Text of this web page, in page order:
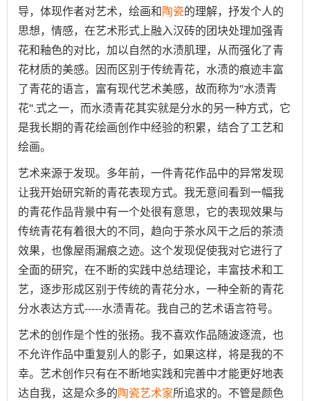
导，体现作者对艺术，绘画和陶瓷的理解，抒发个人的
思想，情感，在艺术形式上融入汉砖的团块处理加强青
花和釉色的对比，加以自然的水渍肌理，从而强化了青
花材质的美感。因而区别于传统青花，水渍的痕迹丰富
了青花的语言，富有现代艺术美感，故而称为''水渍青
花''.式之一，而水渍青花其实就是分水的另一种方式，它
是我长期的青花绘画创作中经验的积累，结合了工艺和
绘画。
艺术来源于发现。多年前，一件青花作品中的异常发现
让我开始研究新的青花表现方式。我无意间看到一幅我
的青花作品背景中有一个处很有意思，它的表现效果与
传统青花有着很大的不同，趋向于茶水风干之后的茶渍
效果，也像屋雨漏痕之迹。这个发现促使我对它进行了
全面的研究，在不断的实践中总结理论，丰富技术和工
艺，逐步形成区别于传统的青花分水，一种全新的青花
分水表达方式-----水渍青花。我自己的艺术语言符号。
艺术的创作是个性的张扬。我不喜欢作品随波逐流，也
不允许作品中重复别人的影子，如果这样，将是我的不
幸。艺术创作只有在不断地实践和完善中才能更好地表
达自我，这是众多的陶瓷艺术家所追求的。不管是颜色